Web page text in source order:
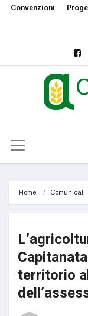
Convenzioni
Home Comunicati
territorio